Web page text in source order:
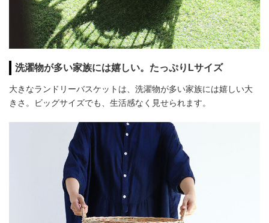
洗濯物が多い家族には嬉しい。たっぷりLサイズ
大きなランドリーバスケットは、洗濯物が多い家族には嬉しい大
きさ。ビッグサイズでも、生活感なく見せられます。